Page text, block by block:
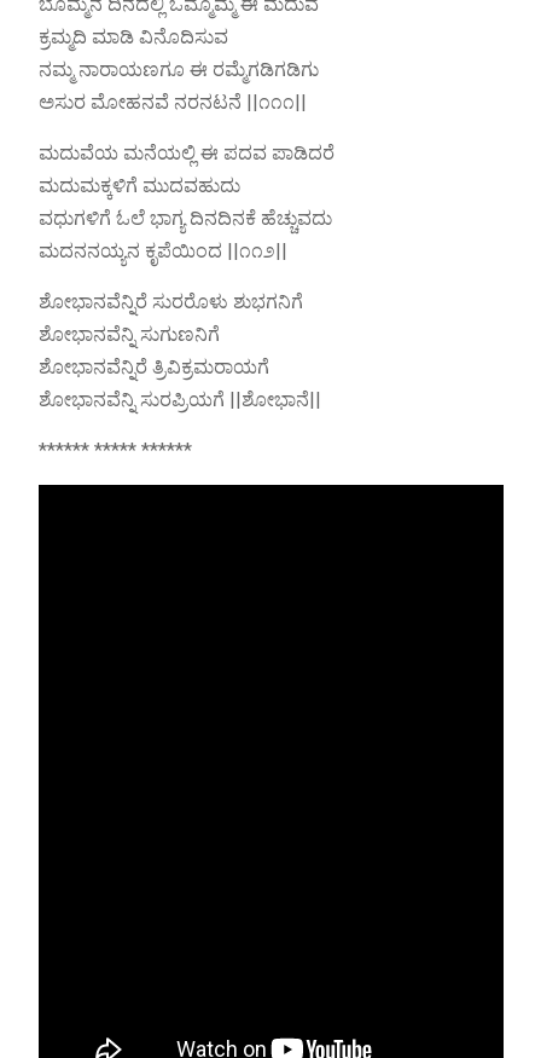
ಕ್ರಮ್ಮದಿ ಮಾಡಿ ವಿನೊದಿಸುವ
ನಮ್ಮ ನಾರಾಯಣಗೂ ಈ ರಮ್ಮೆಗಡಿಗಡಿಗು
ಅಸುರ ಮೋಹನವೆ ನರನಟನೆ ||೧೧೧||
ಮದುವೆಯ ಮನೆಯಲ್ಲಿ ಈ ಪದವ ಪಾಡಿದರೆ
ಮದುಮಕ್ಕಳಿಗೆ ಮುದವಹುದು
ವಧುಗಳಿಗೆ ಓಲೆ ಭಾಗ್ಯ ದಿನದಿನಕೆ ಹೆಚ್ಚುವದು
ಮದನನಯ್ಯನ ಕೃಪೆಯಿಂದ ||೧೧೨||
ಶೋಭಾನವೆನ್ನಿರೆ ಸುರರೊಳು ಶುಭಗನಿಗೆ
ಶೋಭಾನವೆನ್ನಿ ಸುಗುಣನಿಗೆ
ಶೋಭಾನವೆನ್ನಿರೆ ತ್ರಿವಿಕ್ರಮರಾಯಗೆ
ಶೋಭಾನವೆನ್ನಿ ಸುರಪ್ರಿಯಗೆ ||ಶೋಭಾನೆ||
****** ***** ******